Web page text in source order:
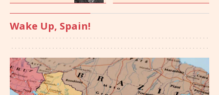
Wake Up, Spain!